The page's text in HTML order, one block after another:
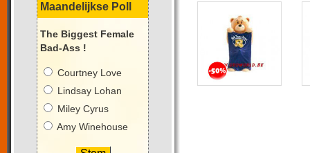
Maandelijkse Poll
The Biggest Female
Bad-Ass !
Courtney Love
Lindsay Lohan
Miley Cyrus
Amy Winehouse